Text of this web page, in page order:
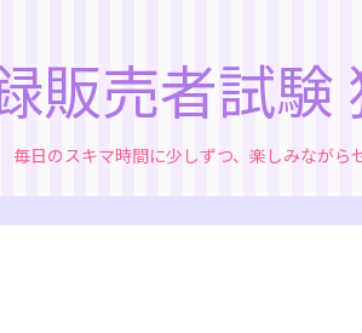
販売者試験
毎日のスキマ時間に少しずつ、楽しみながら